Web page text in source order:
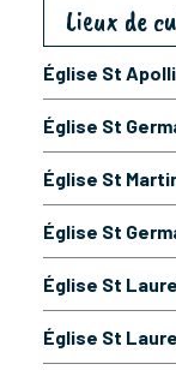
Lieux de
Église St
Église St
Église St
Église St
Église St
Église St